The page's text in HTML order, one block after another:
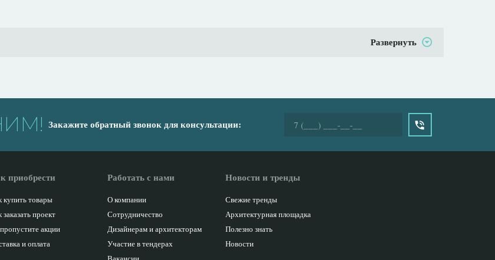
Развернуть
Закажите обратный звонок для консультации:
приобрести
купить товары
заказать проект
акции
и оплата
Работать с нами
О компании
Сотрудничество
Дизайнерам и архитекторам
Участие в тендерах
Новости и тренды
Свежие тренды
Архитектурная площадка
Полезно знать
Новости